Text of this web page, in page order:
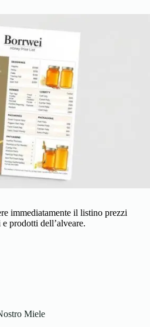
immediatamente il listino prezzi
prodotti dell’alveare.
Miele